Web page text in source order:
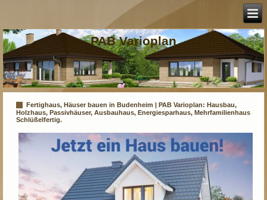
PAB Varioplan
Fertighaus, Häuser bauen in Budenheim | PAB Varioplan: Hausbau,
Holzhaus, Passivhäuser, Ausbauhaus, Energiesparhaus, Mehrfamilienhaus
Schlüßelfertig.